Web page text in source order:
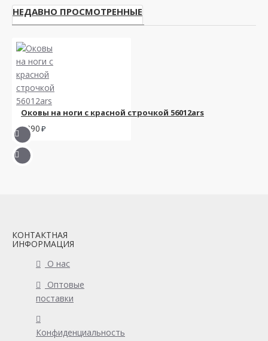
НЕДАВНО ПРОСМОТРЕННЫЕ
Оковы на ноги с красной строчкой 56012ars
2390
КОНТАКТНАЯ
ИНФОРМАЦИЯ
О нас
Оптовые
поставки
Конфиденциальность